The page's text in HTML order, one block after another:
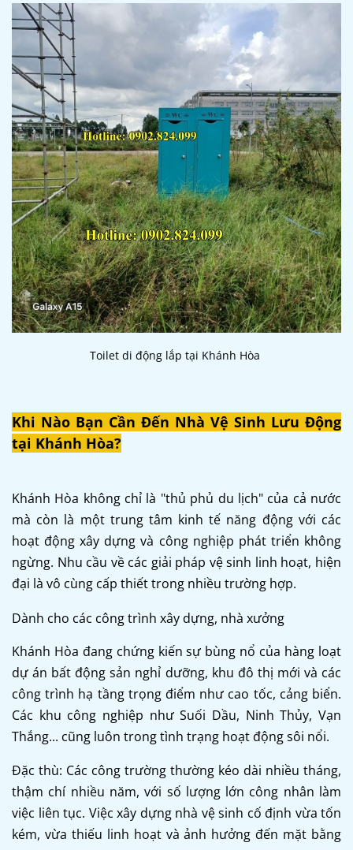
Toilet di động lắp tại Khánh Hòa
Khi Nào Bạn Cần Đến Nhà Vệ Sinh Lưu Động
tại Khánh Hòa?
Khánh Hòa không chỉ là "thủ phủ du lịch" của cả nước
mà còn là một trung tâm kinh tế năng động với các
hoạt động xây dựng và công nghiệp phát triển không
ngừng. Nhu cầu về các giải pháp vệ sinh linh hoạt, hiện
đại là vô cùng cấp thiết trong nhiều trường hợp.
Dành cho các công trình xây dựng, nhà xưởng
Khánh Hòa đang chứng kiến sự bùng nổ của hàng loạt
dự án bất động sản nghỉ dưỡng, khu đô thị mới và các
công trình hạ tầng trọng điểm như cao tốc, cảng biển.
Các khu công nghiệp như Suối Dầu, Ninh Thủy, Vạn
Thắng... cũng luôn trong tình trạng hoạt động sôi nổi.
Đặc thù: Các công trường thường kéo dài nhiều tháng,
thậm chí nhiều năm, với số lượng lớn công nhân làm
việc liên tục. Việc xây dựng nhà vệ sinh cố định vừa tốn
kém, vừa thiếu linh hoạt và ảnh hưởng đến mặt bằng